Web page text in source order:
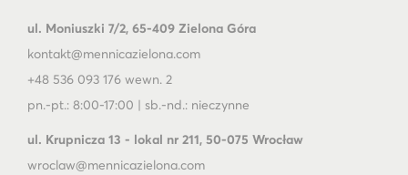
ul. Moniuszki 7/2, 65-409 Zielona Góra
kontakt@mennicazielona.com
+48 536 093 176 wewn. 2
pn.-pt.: 8:00-17:00 | sb.-nd.: nieczynne
ul. Krupnicza 13 - lokal nr 211, 50-075 Wrocław
wroclaw@mennicazielona.com